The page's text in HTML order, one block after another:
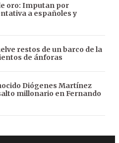
oro: Imputan por
a españoles y
restos de un barco de la
de ánforas
Diógenes Martínez
millonario en Fernando